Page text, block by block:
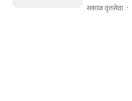
सकाळ वृत्तसेवा